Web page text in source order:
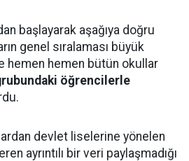
başlayarak aşağıya doğru
genel sıralaması büyük
hemen hemen bütün okullar
öğrencilerle
devlet liselerine yönelen
ayrıntılı bir veri paylaşmadığı